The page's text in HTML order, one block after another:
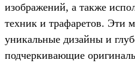
изображений, а также
техник и трафаретов. Эти
уникальные дизайны и
подчеркивающие